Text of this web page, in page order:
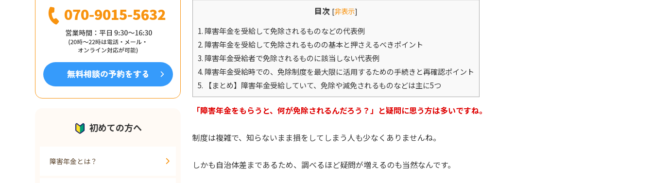
目次 [非表示]
1. 障害年金を受給して免除されるものなどの代表例
2. 障害年金を受給して免除されるものの基本と押さえるべきポイント
3. 障害年金受給者で免除されるものに該当しない代表例
4. 障害年金受給時での、免除制度を最大限に活用するための手続きと再確認ポイント
5. 【まとめ】障害年金受給していて、免除や減免されるものなどは主に5つ
「障害年金をもらうと、何が免除されるんだろう？」と疑問に思う方は多いですね。
制度は複雑で、知らないまま損をしてしまう人も少なくありませんね。
しかも自治体差まであるため、調べるほど疑問が増えるのも当然なんです。
初めての方へ
障害年金とは？